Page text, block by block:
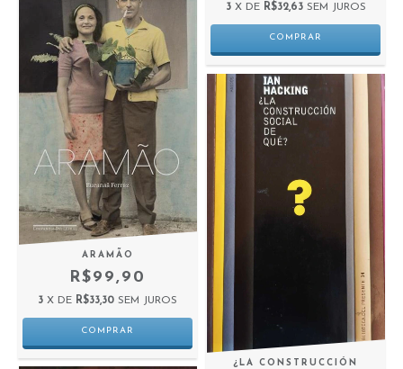
3 X DE R$32,63 SEM JUROS
ARAMÃO
R$99,90
3 X DE R$33,30 SEM JUROS
¿LA CONSTRUCCIÓN